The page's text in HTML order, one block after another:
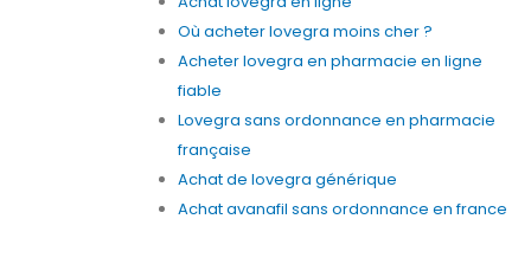
Où acheter lovegra moins cher ?
Acheter lovegra en pharmacie en ligne
fiable
Lovegra sans ordonnance en pharmacie
française
Achat de lovegra générique
Achat avanafil sans ordonnance en france